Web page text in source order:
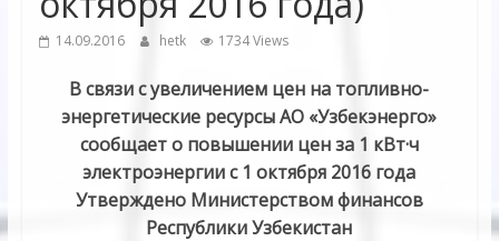
14.09.2016 hetk 1734 Views
В связи с увеличением цен на топливно-
энергетические ресурсы АО «Узбекэнерго»
сообщает о повышении цен за 1 кВт·ч
электроэнергии с 1 октября 2016 года
Утверждено Министерством финансов
Республики Узбекистан